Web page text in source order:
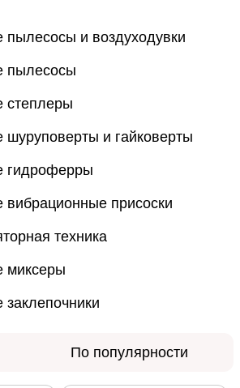
пылесосы и воздуходувки
пылесосы
степлеры
шуруповерты и гайковерты
гидроферры
вибрационные присоски
техника
миксеры
По популярности